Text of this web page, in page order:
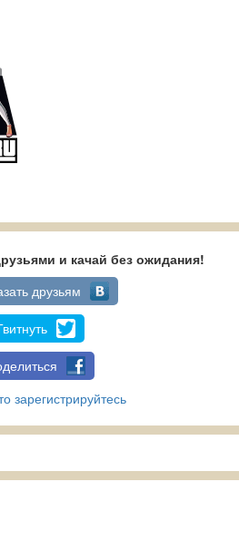
и качай без ожидания!
друзьям
зарегистрируйтесь